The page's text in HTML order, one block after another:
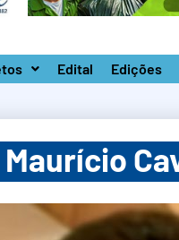
Edital Edições
Maurício